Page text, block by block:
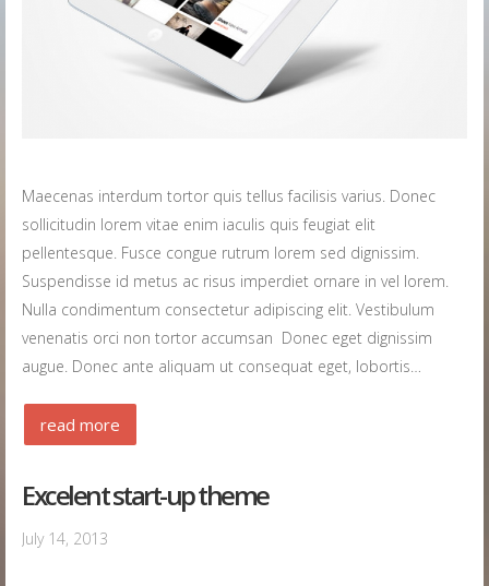
Maecenas interdum tortor quis tellus facilisis varius. Donec
sollicitudin lorem vitae enim iaculis quis feugiat elit
pellentesque. Fusce congue rutrum lorem sed dignissim.
Suspendisse id metus ac risus imperdiet ornare in vel lorem.
Nulla condimentum consectetur adipiscing elit. Vestibulum
venenatis orci non tortor accumsan Donec eget dignissim
augue. Donec ante aliquam ut consequat eget, lobortis…
read more
Excelent start-up theme
July 14, 2013